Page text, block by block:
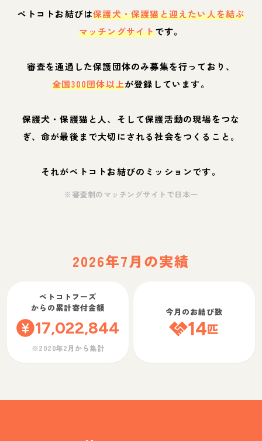
ペトコトお結びは保護犬・保護猫と迎えたい人を結ぶ
マッチングサイトです。
審査を通過した保護団体のみ募集を行っており、
全国300団体以上が登録しています。
保護犬・保護猫と人、そして保護活動の現場をつな
ぎ、命が最後まで大切にされる社会をつくること。
それがペトコトお結びのミッションです。
※審査制のマッチングサイトで日本一
2026年7月の実績
ペトコトフーズ
からの累計寄付金額
17,022,844
※2020年2月から集計
今月のお結び数
14匹